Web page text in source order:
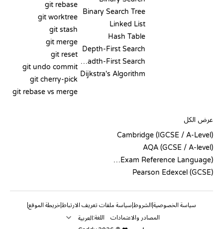
Binary Search Tree
Linked List
Hash Table
Depth-First Search
Breadth-First Search
Dijkstra's Algorithm
git rebase
git worktree
git stash
git merge
git reset
git undo commit
git cherry-pick
git rebase vs merge
عرض الكل
Cambridge (IGCSE / A-Level)
AQA (GCSE / A-level)
OCR (Exam Reference Language)
Pearson Edexcel (GCSE)
سياسة الخصوصية الشروط| سياسة ملفات تعريف الارتباط|خريطة الموقع
المصادر والاعتمادات
اللغة: